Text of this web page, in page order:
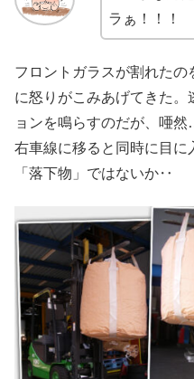
ラぁ！！！
フロントガラスが割れた
に怒りがこみあげてきた
ョンを鳴らすのだが、唖
右車線に移ると同時に目に
「落下物」ではないか‥